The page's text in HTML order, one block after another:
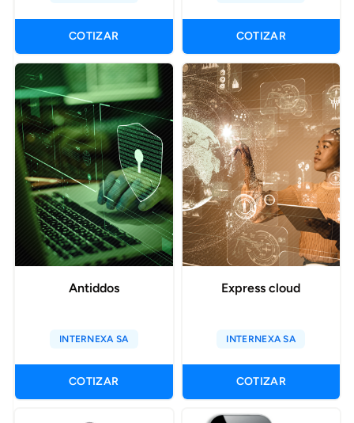
COTIZAR COTIZAR
Antiddos
INTERNEXA SA
COTIZAR
Express cloud
INTERNEXA SA
COTIZAR